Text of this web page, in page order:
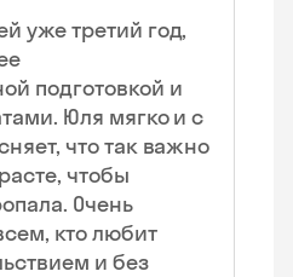
уже третий год,
подготовкой и
Юля мягко и с
что так важно
чтобы
Очень
кто любит
и без